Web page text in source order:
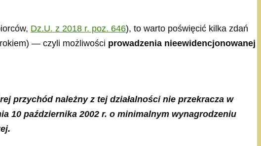
Dz.U. z 2018 r. poz. 646), to warto poświęcić kilka zdań
— czyli możliwości prowadzenia nieewidencjonowanej
przychód należny z tej działalności nie przekracza w
10 października 2002 r. o minimalnym wynagrodzeniu